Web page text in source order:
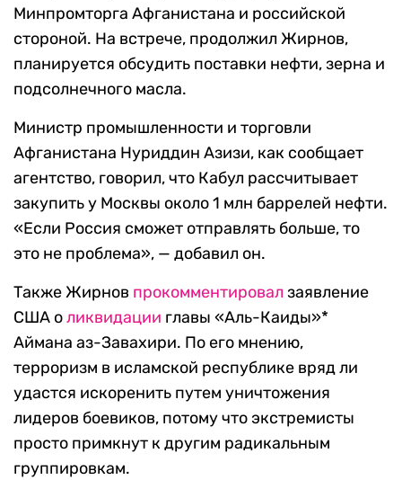
Минпромторга Афганистана и российской
стороной. На встрече, продолжил Жирнов,
планируется обсудить поставки нефти, зерна и
подсолнечного масла.
Министр промышленности и торговли
Афганистана Нуриддин Азизи, как сообщает
агентство, говорил, что Кабул рассчитывает
закупить у Москвы около 1 млн баррелей нефти.
«Если Россия сможет отправлять больше, то
это не проблема», — добавил он.
Также Жирнов прокомментировал заявление
США оликвидации главы «Аль-Каиды»*
Аймана аз-Завахири. По его мнению,
терроризм в исламской республике вряд ли
удастся искоренить путем уничтожения
лидеров боевиков, потому что экстремисты
просто примкнут к другим радикальным
группировкам.